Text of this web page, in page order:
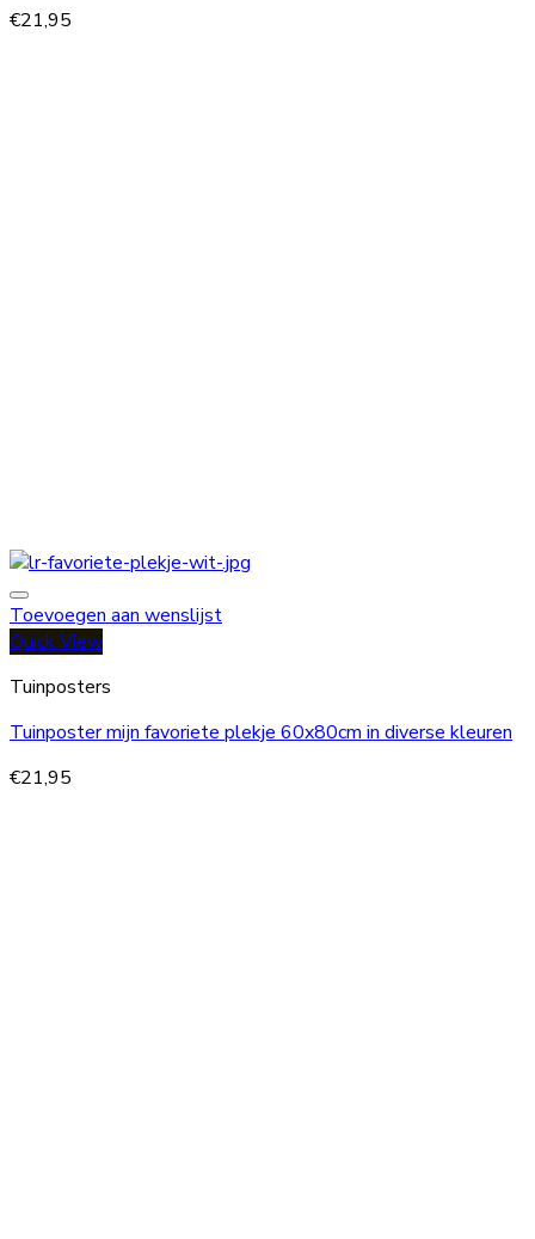
€21,95
Toevoegen aan wenslijst
Quick View
Tuinposters
Tuinposter mijn favoriete plekje 60x80cm in diverse kleuren
€21,95